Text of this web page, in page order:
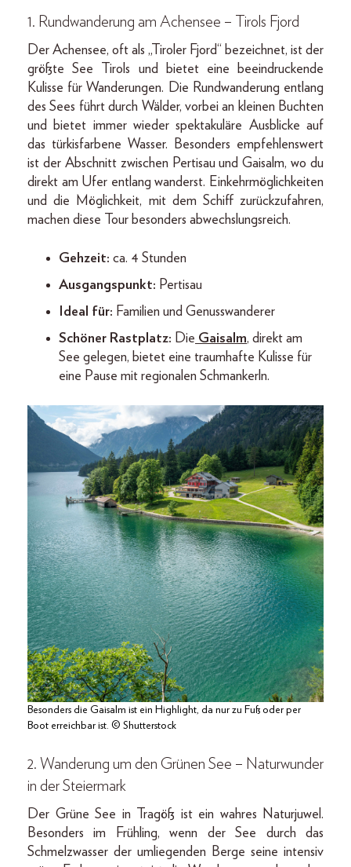
1. Rundwanderung am Achensee – Tirols Fjord
Der Achensee, oft als „Tiroler Fjord“ bezeichnet, ist der
größte See Tirols und bietet eine beeindruckende
Kulisse für Wanderungen. Die Rundwanderung entlang
des Sees führt durch Wälder, vorbei an kleinen Buchten
und bietet immer wieder spektakuläre Ausblicke auf
das türkisfarbene Wasser. Besonders empfehlenswert
ist der Abschnitt zwischen Pertisau und Gaisalm, wo du
direkt am Ufer entlang wanderst. Einkehrmöglichkeiten
und die Möglichkeit, mit dem Schiff zurückzufahren,
machen diese Tour besonders abwechslungsreich.
Gehzeit: ca. 4 Stunden
Ausgangspunkt: Pertisau
Ideal für: Familien und Genusswanderer
Schöner Rastplatz: Die Gaisalm, direkt am
See gelegen, bietet eine traumhafte Kulisse für
eine Pause mit regionalen Schmankerln.
Besonders die Gaisalm ist ein Highlight, da nur zu Fuß oder per
Boot erreichbar ist. © Shutterstock
2. Wanderung um den Grünen See – Naturwunder
in der Steiermark
Der Grüne See in Tragöß ist ein wahres Naturjuwel.
Besonders im Frühling, wenn der See durch das
Schmelzwasser der umliegenden Berge seine intensiv